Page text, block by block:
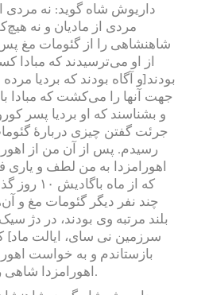
مردی از مادیان و نه
شاهنشاهی را از گئومات مغ پس
از او می‌ترسیدند که مبادا
بودند[و آگاه بودند که بردیا
جهت آنها را می‌کشت که مبادا
و بشناسند که او بردیا پسر
جرئت گفتن چیزی دربارهٔ
رسیدم. پس از آن من از
اهورامزدا به من لطف و
که از ماه
چند نفر دیگر گئومات مغ و
بلند مرتبه وی بودند، در دژ
سرزمین نی سای، ایالت ماد]
بازستاندم و به خواست
اهورامزدا شاهی را به من عطا فرمود.